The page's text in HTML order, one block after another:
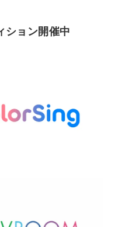
ション開催中